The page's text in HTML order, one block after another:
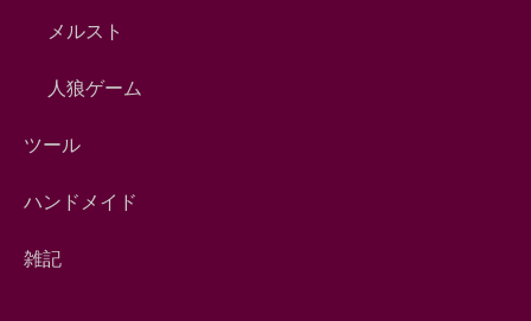
メルスト
人狼ゲーム
ツール
ハンドメイド
雑記